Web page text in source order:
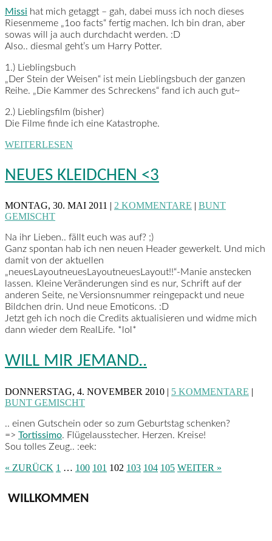
Missi hat mich getaggt – gah, dabei muss ich noch dieses
Riesenmeme „1oo facts“ fertig machen. Ich bin dran, aber
sowas will ja auch durchdacht werden. :D
Also.. diesmal geht’s um Harry Potter.
1.) Lieblingsbuch
„Der Stein der Weisen“ ist mein Lieblingsbuch der ganzen
Reihe. „Die Kammer des Schreckens“ fand ich auch gut~
2.) Lieblingsfilm (bisher)
Die Filme finde ich eine Katastrophe.
WEITERLESEN
NEUES KLEIDCHEN <3
MONTAG, 30. MAI 2011 | 2 KOMMENTARE | BUNT
GEMISCHT
Na ihr Lieben.. fällt euch was auf? ;)
Ganz spontan hab ich nen neuen Header gewerkelt. Und mich
damit von der aktuellen
„neuesLayoutneuesLayoutneuesLayout!!“-Manie anstecken
lassen. Kleine Veränderungen sind es nur, Schrift auf der
anderen Seite, ne Versionsnummer reingepackt und neue
Bildchen drin. Und neue Emoticons. :D
Jetzt geh ich noch die Credits aktualisieren und widme mich
dann wieder dem RealLife. *lol*
WILL MIR JEMAND..
DONNERSTAG, 4. NOVEMBER 2010 | 5 KOMMENTARE |
BUNT GEMISCHT
.. einen Gutschein oder so zum Geburtstag schenken?
=> Tortissimo. Flügelausstecher. Herzen. Kreise!
Sou tolles Zeug.. :eek:
« ZURÜCK 1 … 100 101 102 103 104 105 WEITER »
WILLKOMMEN